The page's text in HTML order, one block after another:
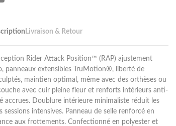
Livraison & Retour
Rider Attack Position™ (RAP) ajustement
panneaux extensibles TruMotion®, liberté de
maintien optimal, même avec des orthèses ou
avec cuir pleine fleur et renforts intérieurs anti-
accrues. Doublure intérieure minimaliste réduit les
intensives. Panneau de selle renforcé en
aux frottements. Confectionné en polyester et